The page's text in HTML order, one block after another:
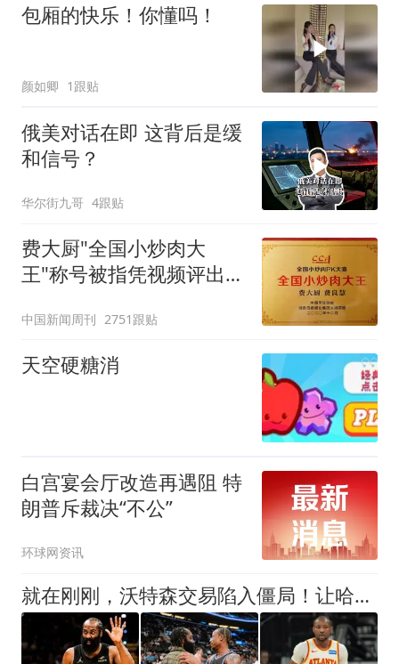
包厢的快乐！你懂吗！
颜如卿 1跟贴
俄美对话在即 这背后是缓
和信号？
华尔街九哥 4跟贴
费大厨"全国小炒肉大
王"称号被指凭视频评出
中国新闻周刊 2751跟贴
天空硬糖消
白宫宴会厅改造再遇阻 特
朗普斥裁决“不公”
环球网资讯
就在刚刚，沃特森交易陷入僵局！让哈登白白等待两月，骑士该醒悟了，争取库明加